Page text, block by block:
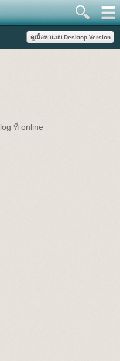
ที่ online